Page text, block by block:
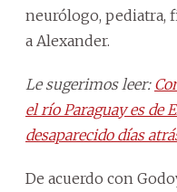
neurólogo, pediatra,
a Alexander.
Le sugerimos leer:
el río Paraguay es de
desaparecido días
De acuerdo con